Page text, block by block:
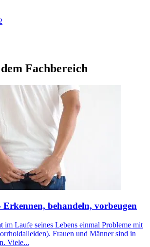
Fachbereich
behandeln, vorbeugen
im Laufe seines Lebens einmal Probleme mit
Frauen und Männer sind in
Viele...